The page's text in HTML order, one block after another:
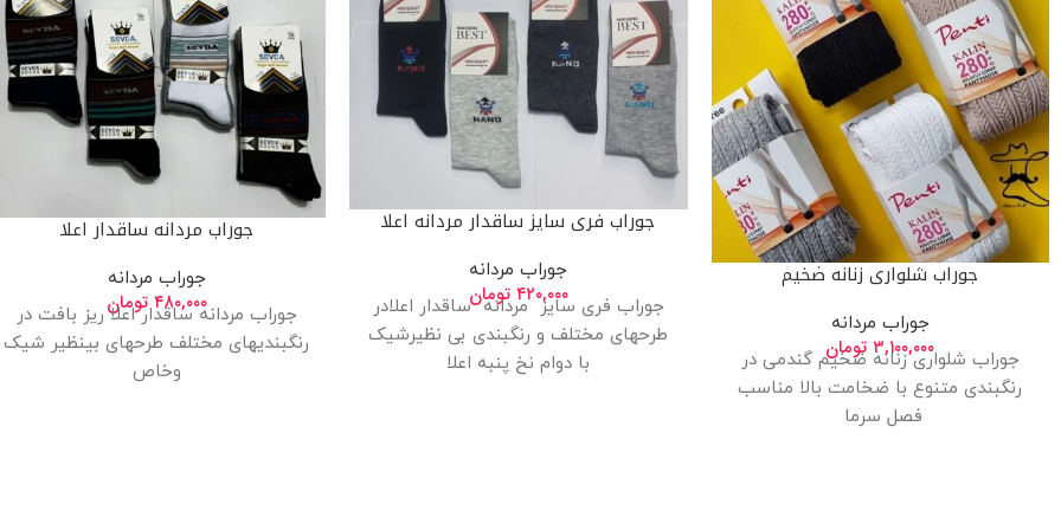
جوراب شلواری زنانه ضخیم
جوراب مردانه
۳,۱۰۰,۰۰۰ تومان
جوراب شلواری زنانه ضخیم گندمی در
رنگبندی متنوع با ضخامت بالا مناسب
فصل سرما
جوراب فری سایز ساقدار مردانه اعلا
جوراب مردانه
۴۲۰,۰۰۰ تومان
جوراب فری سایز مردانه ساقدار اعلادر
طرحهای مختلف و رنگبندی بی نظیرشیک
با دوام نخ پنبه اعلا
جوراب مردانه ساقدار اعلا
جوراب مردانه
۴۸۰,۰۰۰ تومان
جوراب مردانه ساقدار اعلا ریز بافت در
رنگبندیهای مختلف طرحهای بینظیر شیک
وخاص